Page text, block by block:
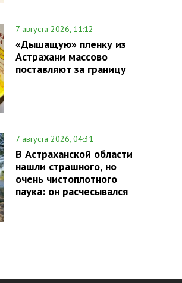
7 августа 2026, 11:12
«Дышащую» пленку из
Астрахани массово
поставляют за границу
7 августа 2026, 04:31
В Астраханской области
нашли страшного, но
очень чистоплотного
паука: он расчесывался